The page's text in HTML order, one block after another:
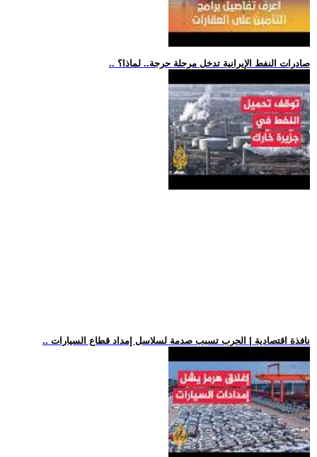
.. صادرات النفط الإيرانية تدخل مرحلة حرجة.. لماذا؟
.. نافذة اقتصادية | الحرب تسبب صدمة لسلاسل إمداد قطاع السيارات